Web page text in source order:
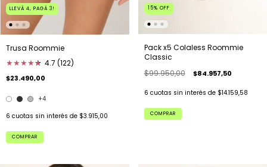
LLEVÁ 4, PAGÁ 3!
Trusa Roommie
★★★★★
★ 4.7 (122)
$23.490,00
+4
6 cuotas sin interés de $3.915,00
COMPRAR
15% OFF
Pack x5 Colaless Roommie
Classic
$99.950,00
$84.957,50
6 cuotas sin interés de $14.159,58
COMPRAR